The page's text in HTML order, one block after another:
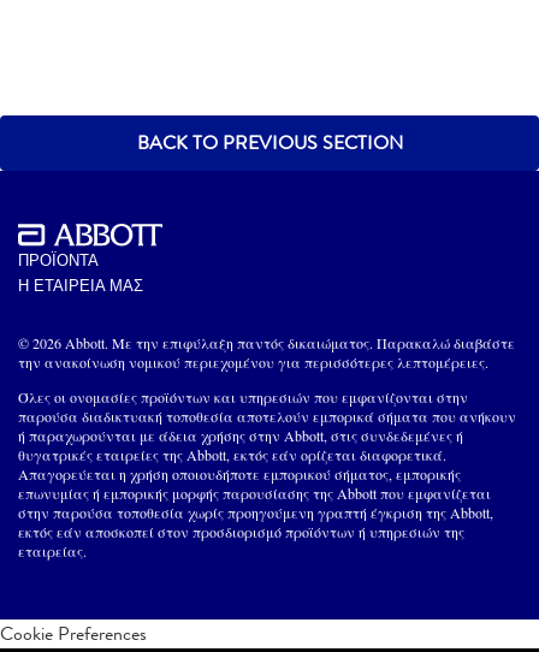
BACK TO PREVIOUS SECTION
ΠΡΟΪΟΝΤΑ
Η ΕΤΑΙΡΕΙΑ ΜΑΣ
© 2026 Abbott. Με την επιφύλαξη παντός δικαιώματος. Παρακαλώ διαβάστε
την ανακοίνωση νομικού περιεχομένου για περισσότερες λεπτομέρειες.
Όλες οι ονομασίες προϊόντων και υπηρεσιών που εμφανίζονται στην
παρούσα διαδικτυακή τοποθεσία αποτελούν εμπορικά σήματα που ανήκουν
ή παραχωρούνται με άδεια χρήσης στην Abbott, στις συνδεδεμένες ή
θυγατρικές εταιρείες της Abbott, εκτός εάν ορίζεται διαφορετικά.
Απαγορεύεται η χρήση οποιουδήποτε εμπορικού σήματος, εμπορικής
επωνυμίας ή εμπορικής μορφής παρουσίασης της Abbott που εμφανίζεται
στην παρούσα τοποθεσία χωρίς προηγούμενη γραπτή έγκριση της Abbott,
εκτός εάν αποσκοπεί στον προσδιορισμό προϊόντων ή υπηρεσιών της
εταιρείας.
Cookie Preferences